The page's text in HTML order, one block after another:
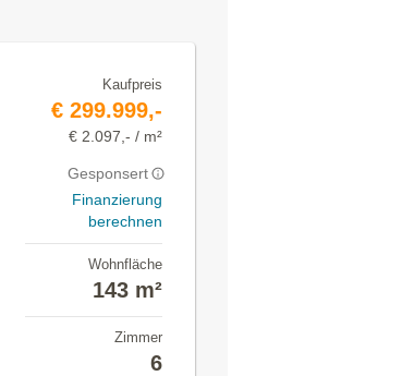
Kaufpreis
€ 299.999,-
€ 2.097,- / m²
Gesponsert
Finanzierung
berechnen
Wohnfläche
143 m²
Zimmer
6